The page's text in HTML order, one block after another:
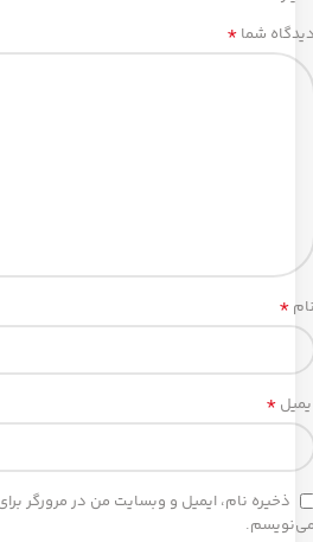
شما *
*
*
ذخیره نام، ایمیل و وبسایت من در مرورگر